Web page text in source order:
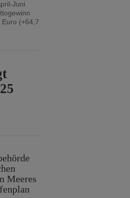
Juni
(+64,7
Meeres